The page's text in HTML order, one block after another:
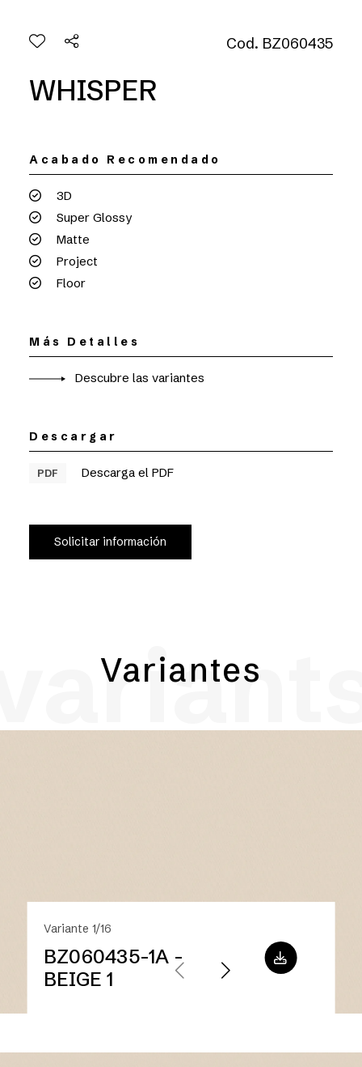
Cod. BZ060435
WHISPER
Acabado Recomendado
3D
Super Glossy
Matte
Project
Floor
Más Detalles
Descubre las variantes
Descargar
PDF Descarga el PDF
Solicitar información
Variantes
Variante 1/16
BZ060435-1A -
BEIGE 1